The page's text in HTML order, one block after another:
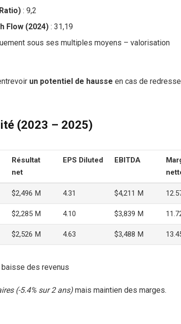
: 9,2
Flow (2024): 31,19
sous ses multiples moyens – valorisation
un potentiel de hausse en cas de
(2023 – 2025)
Résultat
net
EPS Diluted EBITDA
$2,496 M 4.31 $4,211 M
$2,285 M 4.10 $3,839 M
$2,526 M 4.63 $3,488 M
des revenus
(-5.4% sur 2 ans)mais maintien des marges.